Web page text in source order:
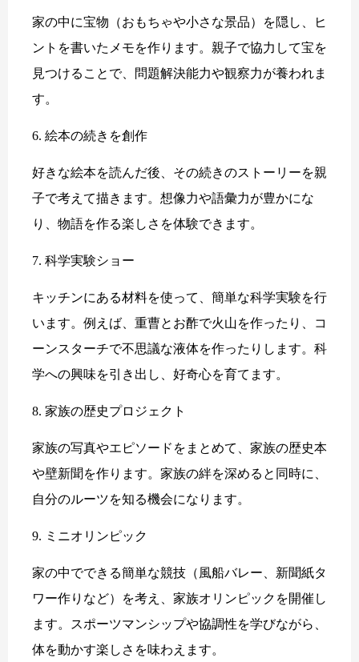
家の中に宝物（おもちゃや小さな景品）を隠し、ヒ
ントを書いたメモを作ります。親子で協力して宝を
見つけることで、問題解決能力や観察力が養われま
す。
6. 絵本の続きを創作
好きな絵本を読んだ後、その続きのストーリーを親
子で考えて描きます。想像力や語彙力が豊かにな
り、物語を作る楽しさを体験できます。
7. 科学実験ショー
キッチンにある材料を使って、簡単な科学実験を行
います。例えば、重曹とお酢で火山を作ったり、コ
ーンスターチで不思議な液体を作ったりします。科
学への興味を引き出し、好奇心を育てます。
8. 家族の歴史プロジェクト
家族の写真やエピソードをまとめて、家族の歴史本
や壁新聞を作ります。家族の絆を深めると同時に、
自分のルーツを知る機会になります。
9. ミニオリンピック
家の中でできる簡単な競技（風船バレー、新聞紙タ
ワー作りなど）を考え、家族オリンピックを開催し
ます。スポーツマンシップや協調性を学びながら、
体を動かす楽しさを味わえます。